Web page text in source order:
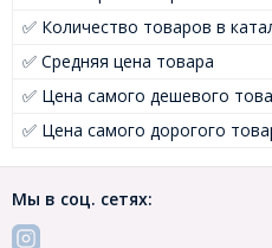
✅ Количество товаров в
✅ Средняя цена товара
✅ Цена самого дешевого
✅ Цена самого дорогого
Мы в соц. сетях: